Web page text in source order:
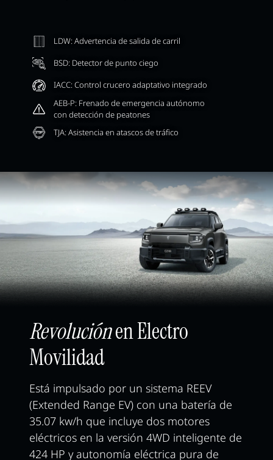
LDW: Advertencia de salida de carril
BSD: Detector de punto ciego
IACC: Control crucero adaptativo integrado
AEB-P: Frenado de emergencia autónomo
con detección de peatones
TJA: Asistencia en atascos de tráfico
Revoluciónen Electro
Movilidad
Está impulsado por un sistema REEV
(Extended Range EV) con una batería de
35.07 kw/h que incluye dos motores
eléctricos en la versión 4WD inteligente de
424 HP y autonomía eléctrica pura de